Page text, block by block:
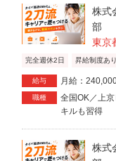
株式
部
東京
完全週休2日 昇給制度あり
給与 月給：
職種
全国OK／上
キルも習得
株式